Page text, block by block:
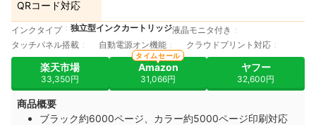
QRコード対応
インクタイプ 独立型インクカートリッジ液晶モニタ付き
タッチパネル搭載
自動電源オン機能 クラウドプリント対応
楽天市場
33,350円
Amazon
31,066円
タイムセール
ヤフー
32,600円
商品概要
ブラック約6000ページ、カラー約5000ページ印刷対応